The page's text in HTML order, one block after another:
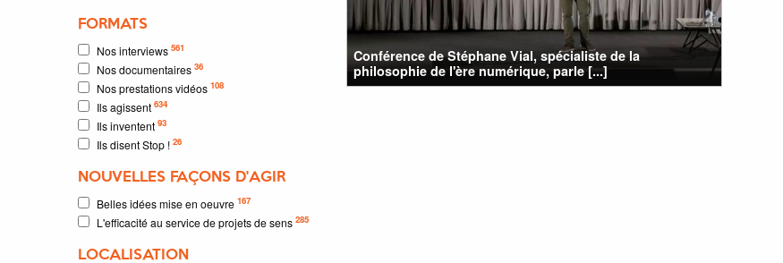
FORMATS
Nos interviews 561
Nos documentaires 36
Nos prestations vidéos 108
Ils agissent 634
Ils inventent 93
Ils disent Stop ! 26
NOUVELLES FAÇONS D'AGIR
Belles idées mise en oeuvre 167
L'efficacité au service de projets de sens 285
LOCALISATION
Conférence de Stéphane Vial, spécialiste de la
philosophie de l'ère numérique, parle [...]